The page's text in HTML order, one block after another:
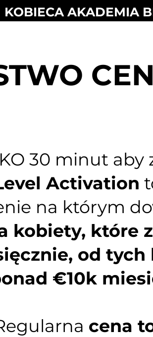
KOBIECA AKADEMIA
30 minut aby
Activation
na którym
kobiety, które
od tych
€10k
cena